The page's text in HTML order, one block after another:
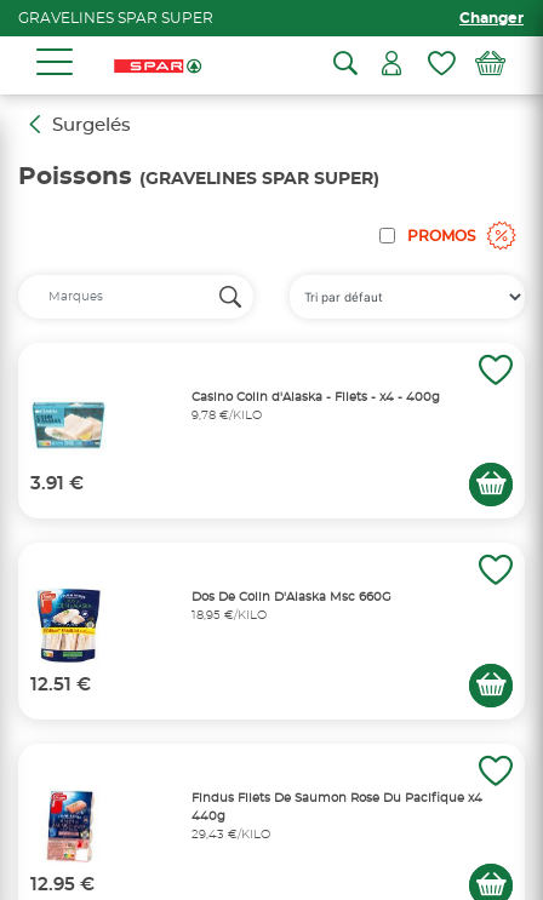
GRAVELINES SPAR SUPER Changer
Surgelés
Poissons (GRAVELINES SPAR SUPER)
PROMOS
Casino Colin d'Alaska - Filets - x4 - 400g
9,78 €/KILO
3.91 €
Dos De Colin D'Alaska Msc 660G
18,95 €/KILO
12.51 €
Findus Filets De Saumon Rose Du Pacifique x4
440g
29,43 €/KILO
12.95 €